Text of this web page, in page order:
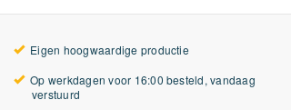
Eigen hoogwaardige productie
Op werkdagen voor 16:00 besteld, vandaag
verstuurd